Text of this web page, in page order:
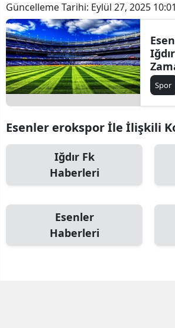
Güncelleme Tarihi: Eylül 27, 2025 10:01
Spor
Esenler erokspor İle İlişkili
Iğdır Fk
Haberleri
Esenler
Haberleri